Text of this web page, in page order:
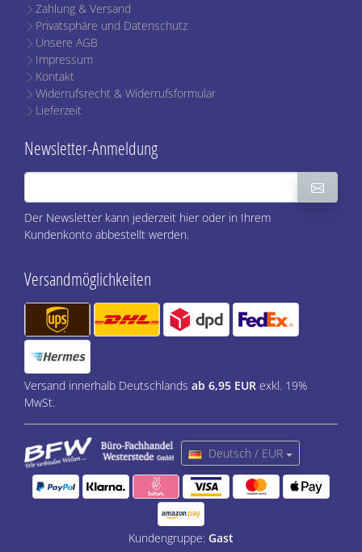
Zahlung & Versand
Privatsphäre und Datenschutz
Unsere AGB
Impressum
Kontakt
Widerrufsrecht & Widerrufsformular
Lieferzeit
Newsletter-Anmeldung
Der Newsletter kann jederzeit hier oder in Ihrem
Kundenkonto abbestellt werden.
Versandmöglichkeiten
Versand innerhalb Deutschlands ab 6,95 EUR exkl. 19%
MwSt.
Deutsch / EUR
Kundengruppe: Gast